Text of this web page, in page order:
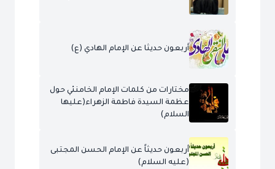
أربعون حديثا عن الإمام الهادي (ع)
مختارات من كلمات الإمام الخامنئي حول
عظمة السيدة فاطمة الزهراء(عليها
السلام)
أربعون حديثاً عن الإمام الحسن المجتبى
(عليه السلام)